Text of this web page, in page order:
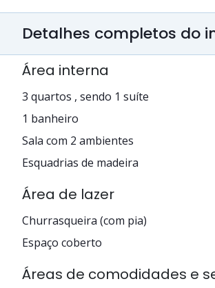
Detalhes completos do
Área interna
3 quartos , sendo 1 suíte
1 banheiro
Sala com 2 ambientes
Esquadrias de madeira
Área de lazer
Churrasqueira (com pia)
Espaço coberto
Áreas de comodidades e